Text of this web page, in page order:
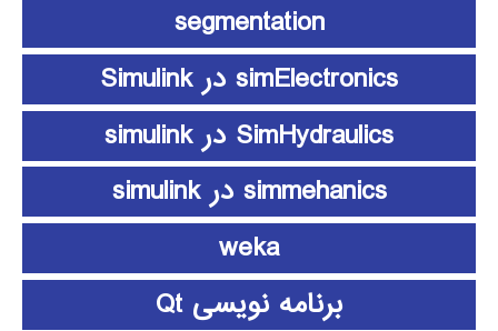
segmentation
simElectronics در Simulink
SimHydraulics در simulink
simmehanics در simulink
weka
برنامه نویسی Qt